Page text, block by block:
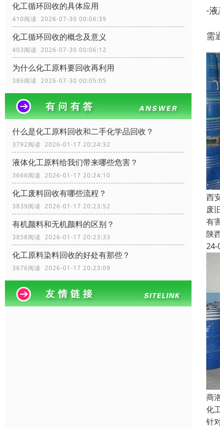
化工循环回收的具体应用
410阅读 2026-07-30 00:06:39
化工循环回收的概念及意义
403阅读 2026-07-30 00:06:12
为什么化工原料要回收再利用
386阅读 2026-07-30 00:05:05
什么是化工原料回收和二手化学品回收？
3792阅读 2026-01-17 20:24:32
液体化工原料给我们带来哪些危害？
3666阅读 2026-01-17 20:24:10
化工废料回收有哪些流程？
3839阅读 2026-01-17 20:23:52
有机颜料和无机颜料的区别？
3858阅读 2026-01-17 20:23:33
化工原料染料回收的好处有那些？
3676阅读 2026-01-17 20:23:09
-
需
西
废
有
陕
24-
商
化
针